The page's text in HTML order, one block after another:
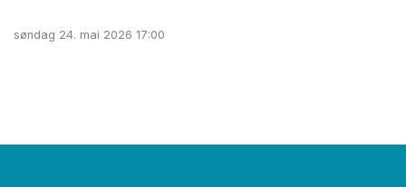
søndag 24. mai 2026 17:00